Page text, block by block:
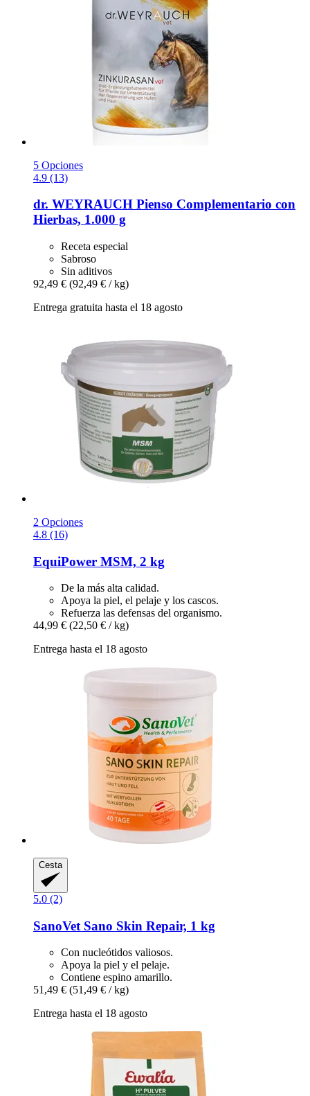
5 Opciones
4.9 (13)
dr. WEYRAUCH Pienso Complementario con
Hierbas, 1.000 g
Receta especial
Sabroso
Sin aditivos
92,49 € (92,49 € / kg)
Entrega gratuita hasta el 18 agosto
2 Opciones
4.8 (16)
EquiPower MSM, 2 kg
De la más alta calidad.
Apoya la piel, el pelaje y los cascos.
Refuerza las defensas del organismo.
44,99 € (22,50 € / kg)
Entrega hasta el 18 agosto
Cesta
5.0 (2)
SanoVet Sano Skin Repair, 1 kg
Con nucleótidos valiosos.
Apoya la piel y el pelaje.
Contiene espino amarillo.
51,49 € (51,49 € / kg)
Entrega hasta el 18 agosto